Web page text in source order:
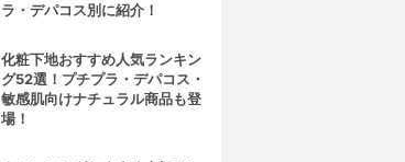
ラ・デパコス別に紹介！
化粧下地おすすめ人気ランキン
グ52選！プチプラ・デパコス・
敏感肌向けナチュラル商品も登
場！